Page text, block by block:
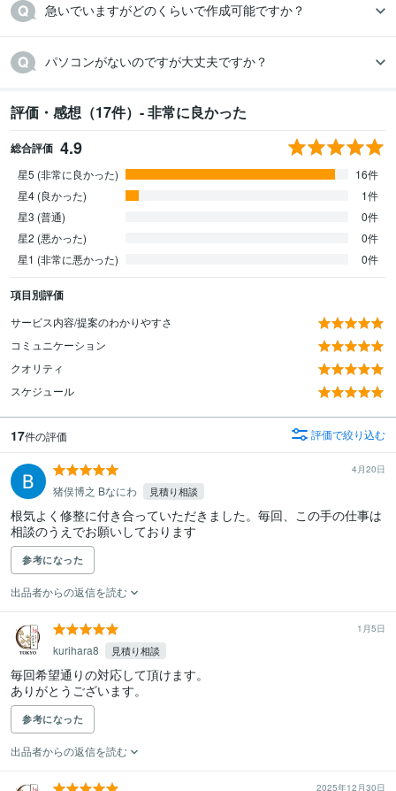
急いでいますがどのくらいで作成可能ですか？
パソコンがないのですが大丈夫ですか？
評価・感想（17件）- 非常に良かった
総合評価 4.9
星5 (非常に良かった)
16件
星4 (良かった)
1件
星3 (普通)
0件
星2 (悪かった)
0件
星1 (非常に悪かった)
0件
項目別評価
サービス内容/提案のわかりやすさ
コミュニケーション
クオリティ
スケジュール
17件の評価 評価で絞り込む
4月20日
猪俣博之 Bなにわ 見積り相談
根気よく修整に付き合っていただきました。毎回、この手の仕事は
相談のうえでお願いしております
参考になった
出品者からの返信を読む
1月5日
kurihara8 見積り相談
毎回希望通りの対応して頂けます。
参考になった
出品者からの返信を読む
2025年12月30日